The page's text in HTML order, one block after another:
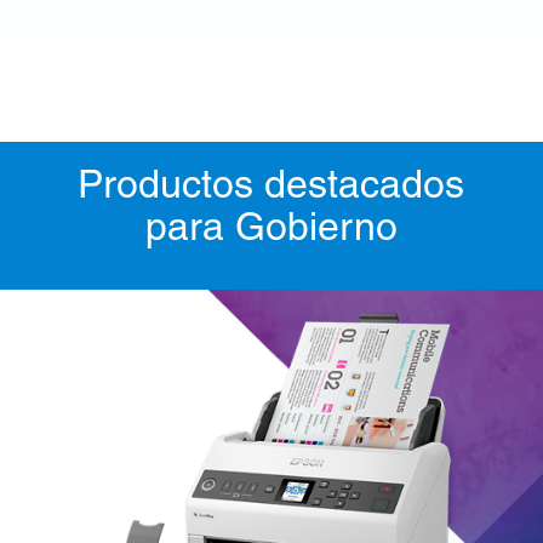
Productos destacados
para Gobierno